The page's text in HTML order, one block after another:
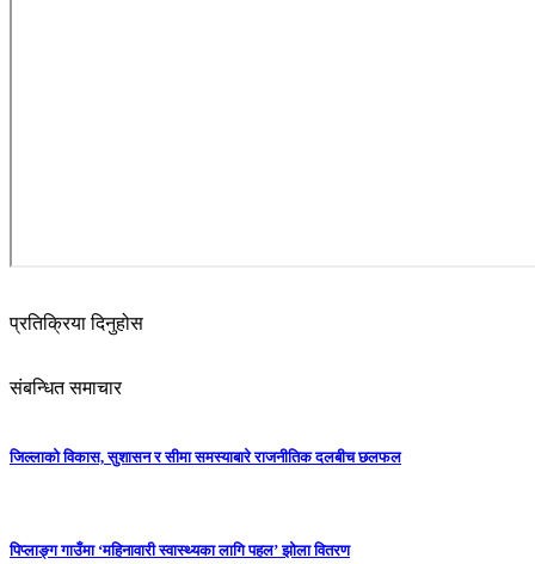
प्रतिक्रिया दिनुहोस
संबन्धित समाचार
जिल्लाको विकास, सुशासन र सीमा समस्याबारे राजनीतिक दलबीच छलफल
पिप्लाङ्ग गाउँमा ‘महिनावारी स्वास्थ्यका लागि पहल’ झोला वितरण